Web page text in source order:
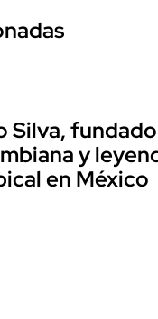
Silva,
y
en México